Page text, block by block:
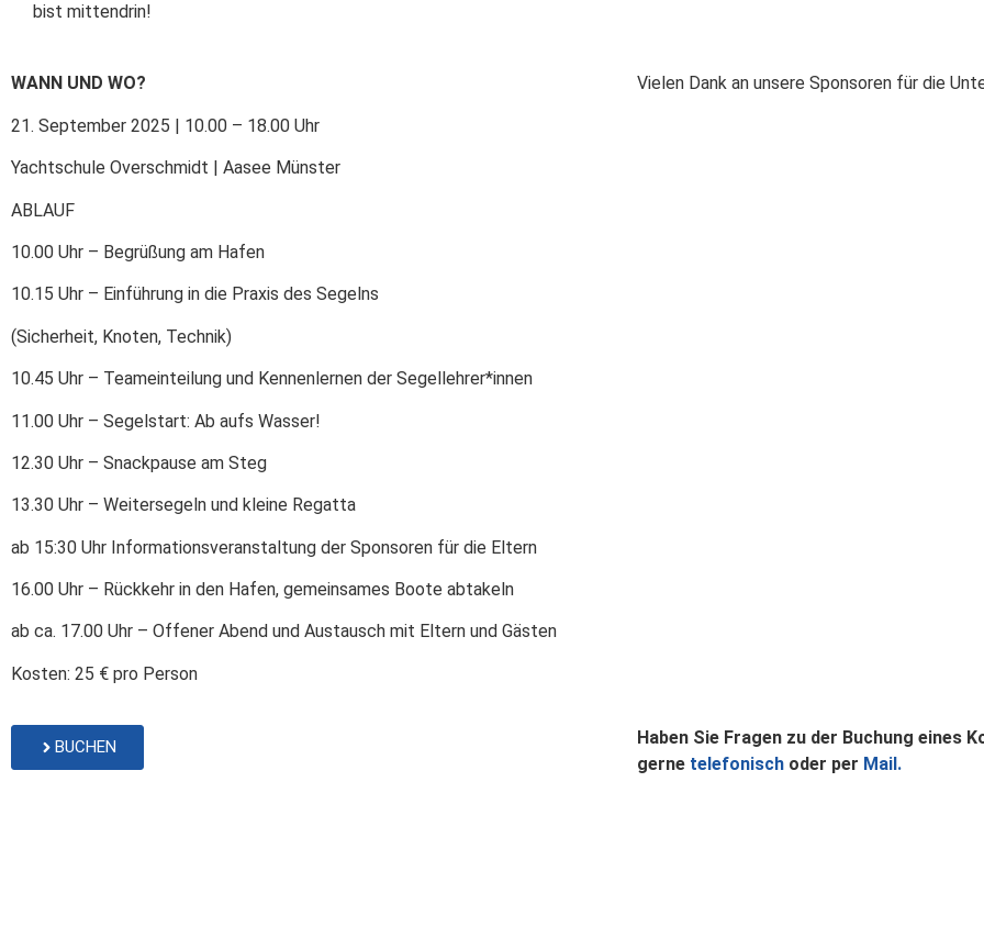
bist mittendrin!
WANN UND WO?
21. September 2025 | 10.00 – 18.00 Uhr
Yachtschule Overschmidt | Aasee Münster
ABLAUF
10.00 Uhr – Begrüßung am Hafen
10.15 Uhr – Einführung in die Praxis des Segelns
(Sicherheit, Knoten, Technik)
10.45 Uhr – Teameinteilung und Kennenlernen der Segellehrer*innen
11.00 Uhr – Segelstart: Ab aufs Wasser!
12.30 Uhr – Snackpause am Steg
13.30 Uhr – Weitersegeln und kleine Regatta
ab 15:30 Uhr Informationsveranstaltung der Sponsoren für die Eltern
16.00 Uhr – Rückkehr in den Hafen, gemeinsames Boote abtakeln
ab ca. 17.00 Uhr – Offener Abend und Austausch mit Eltern und Gästen
Kosten: 25 € pro Person
Vielen Dank an unsere Sponsoren für die
BUCHEN
Haben Sie Fragen zu der Buchung eines
gerne telefonisch oder per Mail.